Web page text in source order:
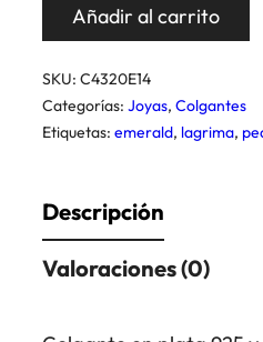
Emerald
cantidad
Añadir al carrito
SKU: C4320E14
Categorías: Joyas, Colgantes
Etiquetas: emerald, lagrima,
Descripción
Valoraciones (0)